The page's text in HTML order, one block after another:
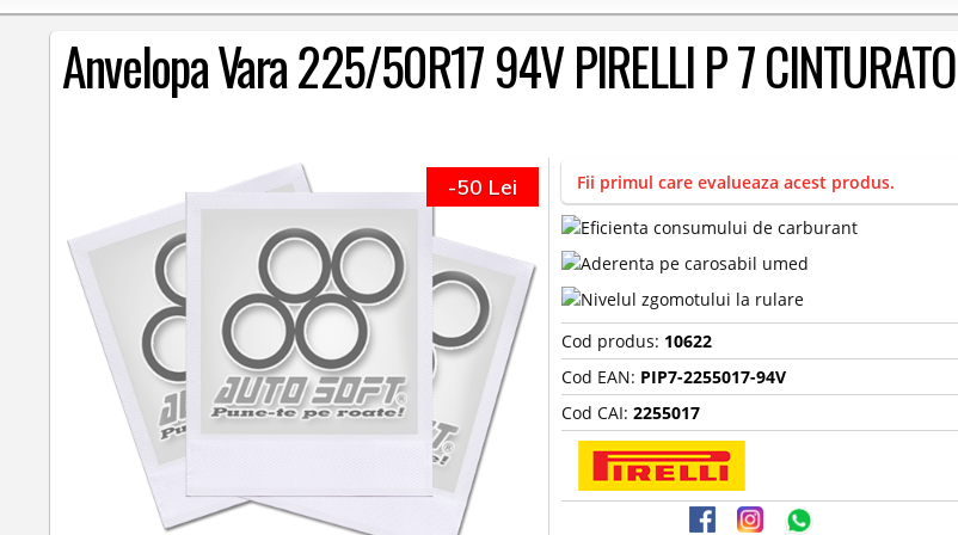
Anvelopa Vara 225/50R17 94V PIRELLI P 7 CINTURATO
-50 Lei Fii primul care evalueaza acest produs.
Cod produs: 10622
Cod EAN: PIP7-2255017-94V
Cod CAI:2255017